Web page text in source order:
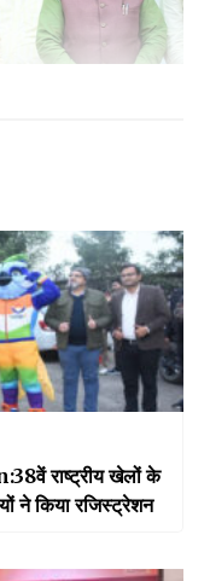
राष्ट्रीय खेलों के
ने किया रजिस्ट्रेशन